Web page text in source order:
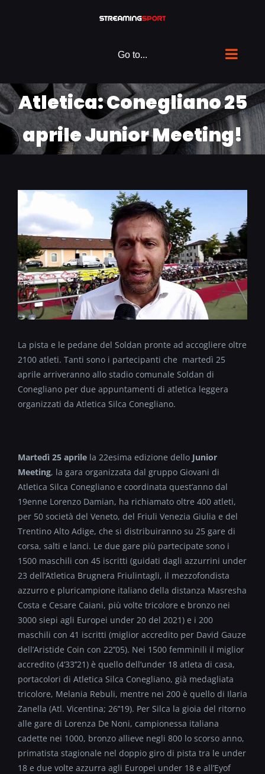
Go to...
Atletica: Conegliano 25
aprile Junior Meeting!
La pista e le pedane del Soldan pronte ad accogliere oltre
2100 atleti. Tanti sono i partecipanti che martedì 25
aprile arriveranno allo stadio comunale Soldan di
Conegliano per due appuntamenti di atletica leggera
organizzati da Atletica Silca Conegliano.
Martedì 25 aprile la 22esima edizione dello Junior
Meeting, la gara organizzata dal gruppo Giovani di
Atletica Silca Conegliano e coordinata quest’anno dal
19enne Lorenzo Damian, ha richiamato oltre 400 atleti,
per 50 società del Veneto, del Friuli Venezia Giulia e del
Trentino Alto Adige, che si distribuiranno su 25 gare di
corsa, salti e lanci. Le due gare più partecipate sono i
1500 maschili con 45 iscritti (guidati dagli azzurrini under
23 dell’Atletica Brugnera Friulintagli, il mezzofondista
azzurro e pluricampione italiano della distanza Masresha
Costa e Cesare Caiani, più volte tricolore e bronzo nei
3000 siepi agli Europei under 20 del 2021) e i 200
maschili con 41 iscritti (miglior accredito per David Gauze
dell’Aristide Coin con 22’’05). Nei 1500 femminili il miglior
accredito (4’33’’21) è quello dell’under 18 atleta di casa,
portacolori di Atletica Silca Conegliano, già medagliata
tricolore, Melania Rebuli, mentre nei 200 è quello di Ilaria
Zanella (Atl. Vicentina; 26’’19). Per Silca la gioia del ritorno
alle gare di Lorenza De Noni, campionessa italiana
cadette nei 1000, bronzo allieve negli 800 lo scorso anno,
primatista stagionale nel doppio giro di pista tra le under
18 e due volte azzurra agli Europei under 18 e all’Eyof